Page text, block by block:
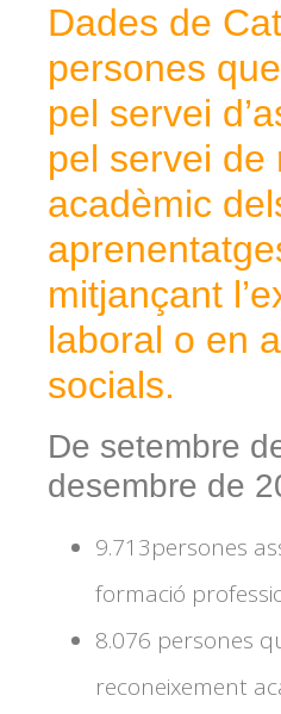
Dades de
persones
pel servei
pel servei de
acadèmic
mitjançant
laboral o en
socials.
De setembre
desembre de
9.713persones
formació
8.076 persones
reconeixement